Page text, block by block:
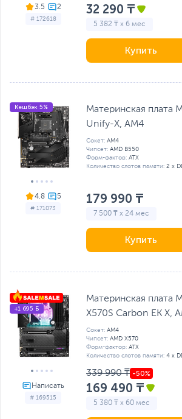
3.5
# 172618
32 290 ₸
5 382 ₸ x 6 мес
Купить
4.8
# 171073
Кешбэк 5%
Материнская плата
Unify-X, AM4
Сокет: AM4
Чипсет: AMD B550
Форм-фактор: ATX
Количество слотов памяти: 2 x
179 990 ₸
7 500 ₸ x 24 мес
Купить
# 169515
+1 695 Б
Материнская плата
X570S Carbon EK X,
Сокет: AM4
Чипсет: AMD X570
Форм-фактор: ATX
Количество слотов памяти: 4 x
339 990 ₸
169 490 ₸
5 380 ₸ x 60 мес